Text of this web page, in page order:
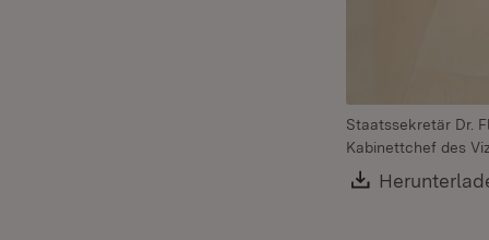
Staatssekretär Dr.
Kabinettchef des
Download: